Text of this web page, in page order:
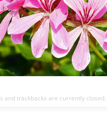
and trackbacks are currently closed.